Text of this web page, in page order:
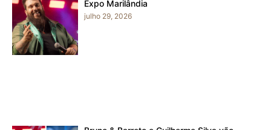
Expo Marilândia
julho 29, 2026